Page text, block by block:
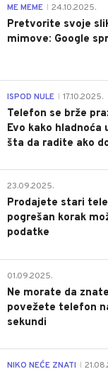
ME MEME 24.10.2025.
Pretvorite svoje
mimove: Google
ISPOD NULE 17.10.2025.
Telefon se brže
Evo kako
šta da radite ako
23.09.2025.
Prodajete stari
pogrešan korak
podatke
01.09.2025.
Ne morate da
povežete telefon
sekundi
NIKO NEĆE ZNATI